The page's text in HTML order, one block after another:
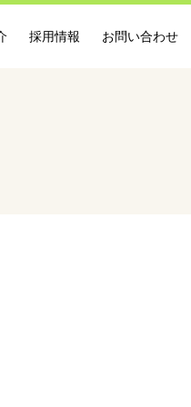
採用情報 お問い合わせ